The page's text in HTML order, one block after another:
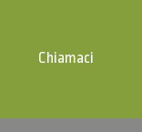
Chiamaci